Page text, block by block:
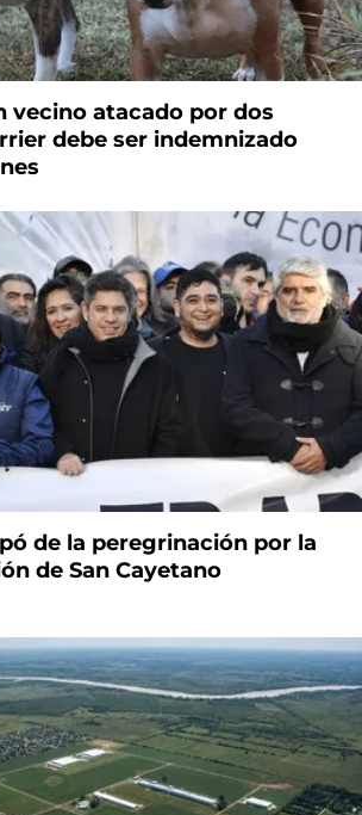
vecino atacado por dos
debe ser indemnizado
de la peregrinación por la
de San Cayetano